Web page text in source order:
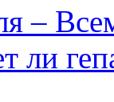
–
ли